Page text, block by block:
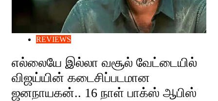
REVIEWS
எல்லையே இல்லா வசூல் வேட்டையில்
விஜய்யின் கடைசிப்படமான
ஜனநாயகன்.. 16 நாள் பாக்ஸ் ஆபிஸ்